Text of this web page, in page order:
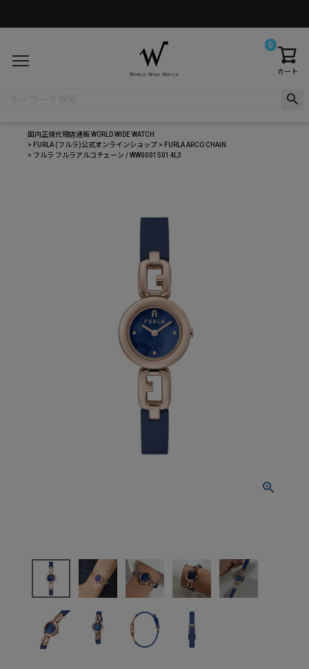
カート
0
国内正規代理店通販 WORLD WIDE WATCH
FURLA (フルラ)公式オンラインショップ
FURLA ARCO CHAIN
フルラ フルラアルコチェーン / WW00015014L3